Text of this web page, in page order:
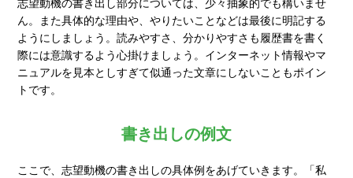
ん。また具体的な理由や、やりたいことなどは最後に明記する
ようにしましょう。読みやすさ、分かりやすさも履歴書を書く
際には意識するよう心掛けましょう。インターネット情報やマ
ニュアルを見本としすぎて似通った文章にしないこともポイン
トです。
書き出しの例文
ここで、志望動機の書き出しの具体例をあげていきます。「私